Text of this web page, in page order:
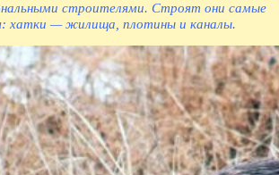
строителями. Строят они самые
хатки — жилища, плотины и каналы.